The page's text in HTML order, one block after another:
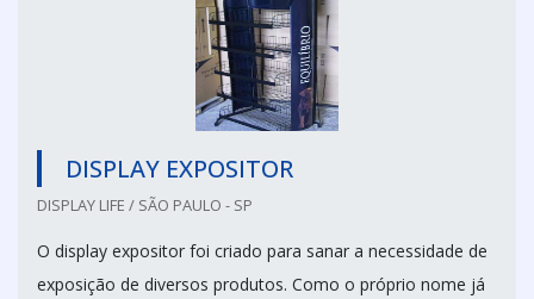
DISPLAY EXPOSITOR
DISPLAY LIFE / SÃO PAULO - SP
O display expositor foi criado para sanar a necessidade de
exposição de diversos produtos. Como o próprio nome já